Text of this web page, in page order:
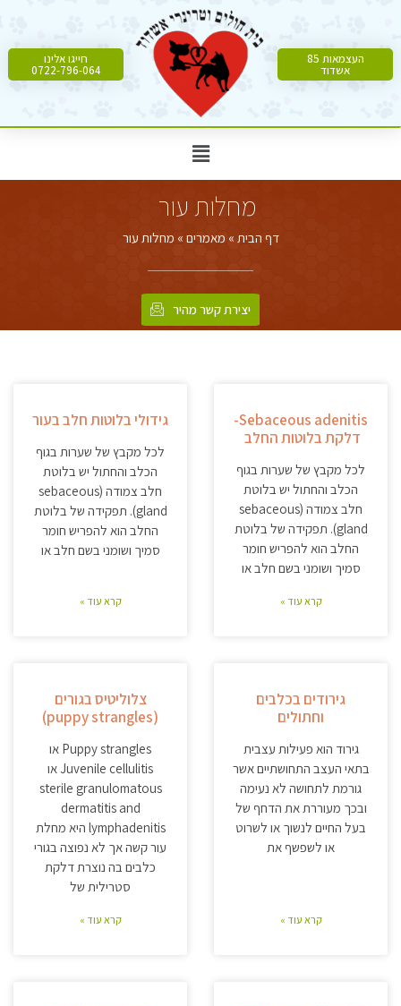
העצמאות 85
אשדוד
חייגו אלינו
0722-796-064
מחלות עור
דף הבית » מאמרים » מחלות עור
יצירת קשר מהיר
Sebaceous adenitis-
דלקת בלוטות החלב
לכל מקבץ של שערות בגוף
הכלב והחתול יש בלוטת
חלב צמודה (sebaceous
gland). תפקידה של בלוטת
החלב הוא להפריש חומר
סמיך ושומני בשם חלב או
קרא עוד »
גידולי בלוטות חלב בעור
לכל מקבץ של שערות בגוף
הכלב והחתול יש בלוטת
חלב צמודה (sebaceous
gland). תפקידה של בלוטת
החלב הוא להפריש חומר
סמיך ושומני בשם חלב או
קרא עוד »
גירודים בכלבים
וחתולים
גירוד הוא פעילות עצבית
בתאי העצב התחושתיים אשר
גורמת לתחושה לא נעימה
ובכך מעוררת את הדחף של
בעל החיים לנשוך או לשרוט
או לשפשף את
קרא עוד »
צלוליטיס בגורים
(puppy strangles)
Puppy strangles או
Juvenile cellulitis או
sterile granulomatous
dermatitis and
lymphadenitis היא מחלת
עור קשה אך לא נפוצה בגורי
כלבים בה נוצרת דלקת
סטרילית של
קרא עוד »